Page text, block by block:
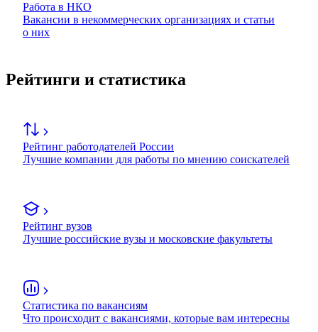
Работа в НКО
Вакансии в некоммерческих организациях и статьи
о них
Рейтинги и статистика
Рейтинг работодателей России
Лучшие компании для работы по мнению соискателей
Рейтинг вузов
Лучшие российские вузы и московские факультеты
Статистика по вакансиям
Что происходит с вакансиями, которые вам интересны